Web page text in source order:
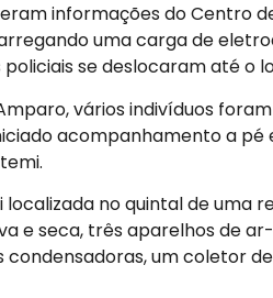
informações do Centro
uma carga de
se deslocaram até o
vários indivíduos
acompanhamento a
no quintal de uma
e seca, três aparelhos de
condensadoras, um coletor